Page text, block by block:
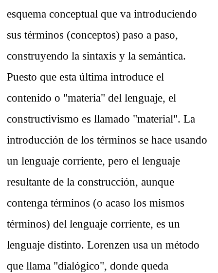
esquema conceptual que va introduciendo
sus términos (conceptos) paso a paso,
construyendo la sintaxis y la semántica.
Puesto que esta última introduce el
contenido o "materia" del lenguaje, el
constructivismo es llamado "material". La
introducción de los términos se hace usando
un lenguaje corriente, pero el lenguaje
resultante de la construcción, aunque
contenga términos (o acaso los mismos
términos) del lenguaje corriente, es un
lenguaje distinto. Lorenzen usa un método
que llama "dialógico", donde queda